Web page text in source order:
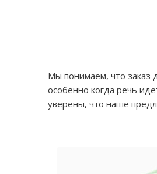
Мы понимаем, что заказ
особенно когда речь
уверены, что наше